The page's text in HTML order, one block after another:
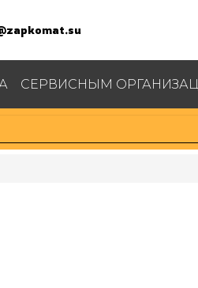
СЕРВИСНЫМ